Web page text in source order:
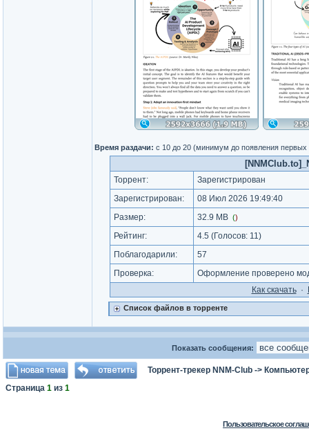
Время раздачи: с 10 до 20 (минимум до появления
Торрент:
Зарегистрирован
Зарегистрирован:
08 Июл 2026 19:49:40
Размер:
32.9 MB ()
Рейтинг: 4.5 (Голосов: 11)
Поблагодарили:
57
Проверка:
Оформление проверено
Как cкачать·
Список файлов в торренте
Показать сообщения:
Торрент-трекер NNM-Club ->
Страница 1 из 1
Пользовательское